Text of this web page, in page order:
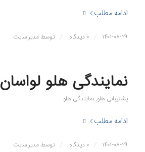
ادامه مطلب
۱۴۰۱-۰۸-۲۹ / ۰ دیدگاه / توسط مدیر سایت
نمایندگی هلو لواسان
پشتیبانی هلو,نمایندگی هلو
ادامه مطلب
۱۴۰۱-۰۸-۲۹ / ۰ دیدگاه / توسط مدیر سایت